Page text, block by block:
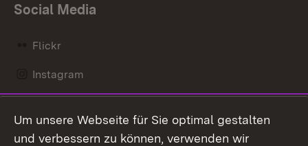
Social Media
Flickr
Instagram
Mastodon
Um unsere Webseite für Sie optimal gestalten
und verbessern zu können, verwenden wir